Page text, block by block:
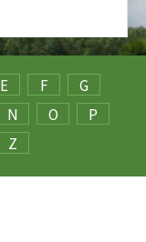
E F
G
N O
P
Z